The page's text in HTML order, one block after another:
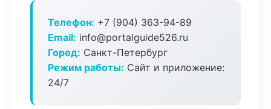
Телефон: +7 (904) 363-94-89
Email: info@portalguide526.ru
Город: Санкт-Петербург
Режим работы: Сайт и приложение:
24/7